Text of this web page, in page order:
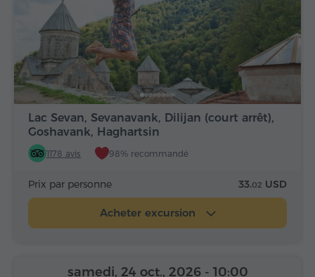
Lac Sevan, Sevanavank, Dilijan (court arrêt),
Goshavank, Haghartsin
1178 avis 98% recommandé
Prix par personne 33.02 USD
Acheter excursion
samedi, 24 oct., 2026 - 10:00